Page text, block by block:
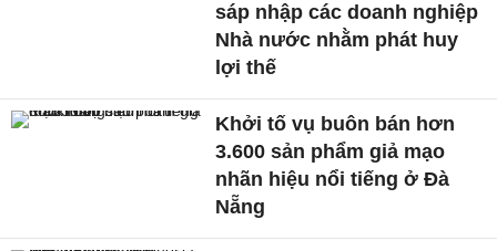
sáp nhập các doanh nghiệp
Nhà nước nhằm phát huy
lợi thế
Khởi tố vụ buôn bán hơn
3.600 sản phẩm giả mạo
nhãn hiệu nổi tiếng ở Đà
Nẵng